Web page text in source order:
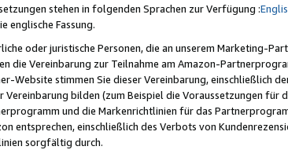
stehen in folgenden Sprachen zur Verfügung :
englische Fassung.
oder juristische Personen, die an unserem Marketing-
die Vereinbarung zur Teilnahme am Amazon-
Website stimmen Sie dieser Vereinbarung, einschließlich
Vereinbarung bilden (zum Beispiel die Voraussetzungen
und die Markenrichtlinien für das
entsprechen, einschließlich des Verbots von
sorgfältig durch.